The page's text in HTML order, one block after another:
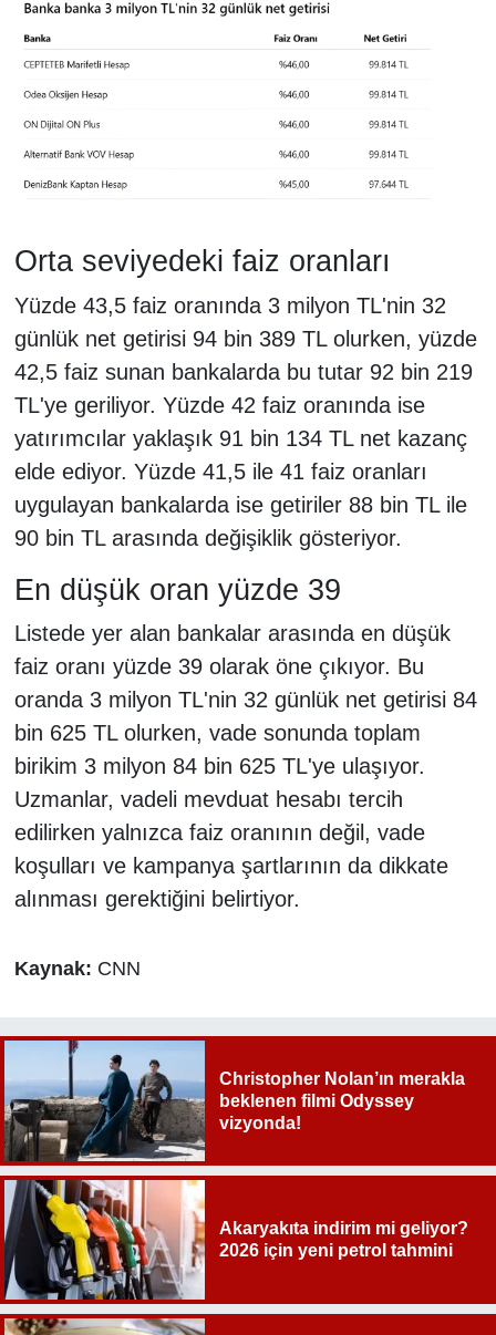
Orta seviyedeki faiz oranları
Yüzde 43,5 faiz oranında 3 milyon TL'nin 32
günlük net getirisi 94 bin 389 TL olurken, yüzde
42,5 faiz sunan bankalarda bu tutar 92 bin 219
TL'ye geriliyor. Yüzde 42 faiz oranında ise
yatırımcılar yaklaşık 91 bin 134 TL net kazanç
elde ediyor. Yüzde 41,5 ile 41 faiz oranları
uygulayan bankalarda ise getiriler 88 bin TL ile
90 bin TL arasında değişiklik gösteriyor.
En düşük oran yüzde 39
Listede yer alan bankalar arasında en düşük
faiz oranı yüzde 39 olarak öne çıkıyor. Bu
oranda 3 milyon TL'nin 32 günlük net getirisi 84
bin 625 TL olurken, vade sonunda toplam
birikim 3 milyon 84 bin 625 TL'ye ulaşıyor.
Uzmanlar, vadeli mevduat hesabı tercih
edilirken yalnızca faiz oranının değil, vade
koşulları ve kampanya şartlarının da dikkate
alınması gerektiğini belirtiyor.
Kaynak: CNN
Christopher Nolan’ın merakla
beklenen filmi Odyssey
vizyonda!
Akaryakıta indirim mi geliyor?
2026 için yeni petrol tahmini